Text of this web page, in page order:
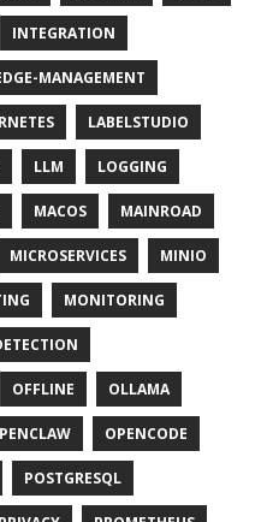
INTEGRATION
MANAGEMENT
LABELSTUDIO
LLM LOGGING
MACOS MAINROAD
MICROSERVICES MINIO
MONITORING
OFFLINE OLLAMA
OPENCODE
POSTGRESQL